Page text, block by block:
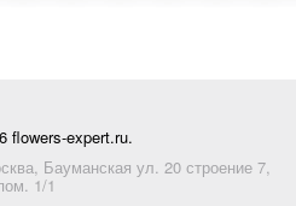
flowers-expert.ru.
Бауманская ул. 20 строение 7,
1/1